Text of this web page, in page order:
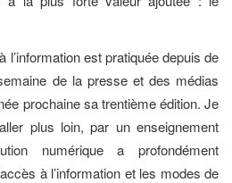
l’information est pratiquée depuis de
de la presse et des médias
prochaine sa trentième édition. Je
plus loin, par un enseignement
numérique a profondément
à l’information et les modes de